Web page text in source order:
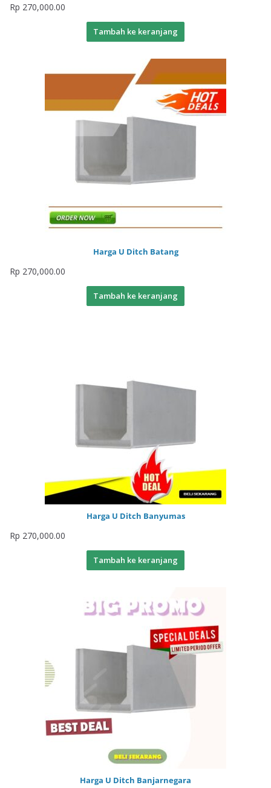
Rp 270,000.00
Tambah ke keranjang
Harga U Ditch Batang
Rp 270,000.00
Tambah ke keranjang
Harga U Ditch Banyumas
Rp 270,000.00
Tambah ke keranjang
Harga U Ditch Banjarnegara